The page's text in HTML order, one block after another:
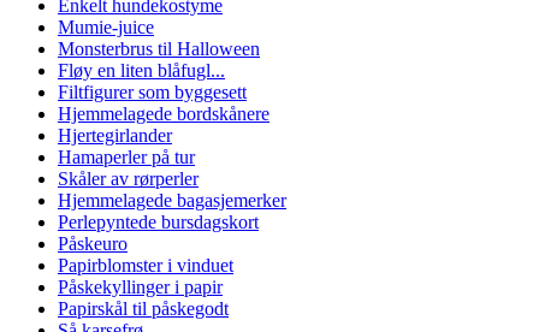
Enkelt hundekostyme
Mumie-juice
Monsterbrus til Halloween
Fløy en liten blåfugl...
Filtfigurer som byggesett
Hjemmelagede bordskånere
Hjertegirlander
Hamaperler på tur
Skåler av rørperler
Hjemmelagede bagasjemerker
Perlepyntede bursdagskort
Påskeuro
Papirblomster i vinduet
Påskekyllinger i papir
Papirskål til påskegodt